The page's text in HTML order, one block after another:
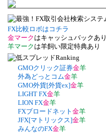
FX比較ロボはコチラ
金マーク はキャッシュバックあり
羊マーク は羊飼い限定特典あり
GMOクリック証券金羊
外為どっとコム金羊
GMO外貨[外貨ex]金羊
LIGHT FX金羊
LION FX金羊
FXブロードネット 金羊
JFX[マトリックス]金羊
みんなのFX金羊